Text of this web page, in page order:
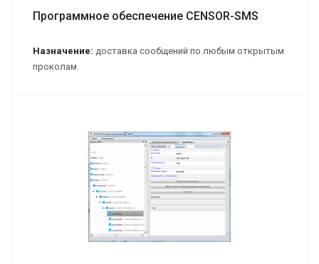
Программное обеспечение CENSOR-SMS
Назначение: доставка сообщений по любым открытым
проколам